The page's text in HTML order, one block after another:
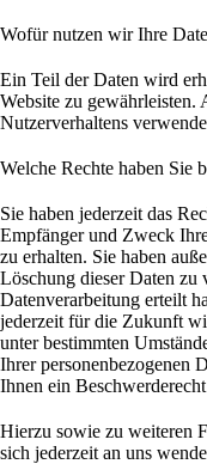
Wofür nutzen wir Ihre
Ein Teil der Daten wird
Website zu gewährleisten.
Nutzerverhaltens
Welche Rechte haben Sie
Sie haben jederzeit das
Empfänger und Zweck
zu erhalten. Sie haben
Löschung dieser Daten
Datenverarbeitung erteilt
jederzeit für die Zukunft
unter bestimmten
Ihrer personenbezogenen
Ihnen ein
Hierzu sowie zu weiteren
sich jederzeit an uns